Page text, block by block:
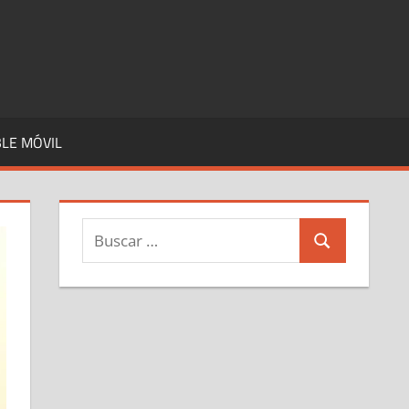
MÓVIL
Buscar:
Buscar